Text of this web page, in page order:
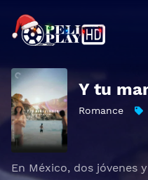
Y tu
Romance
En México, dos jóvenes